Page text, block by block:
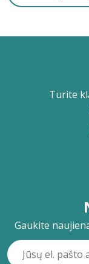
Turite
Gaukite